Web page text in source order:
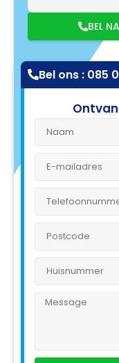
BEL
Bel ons : 085